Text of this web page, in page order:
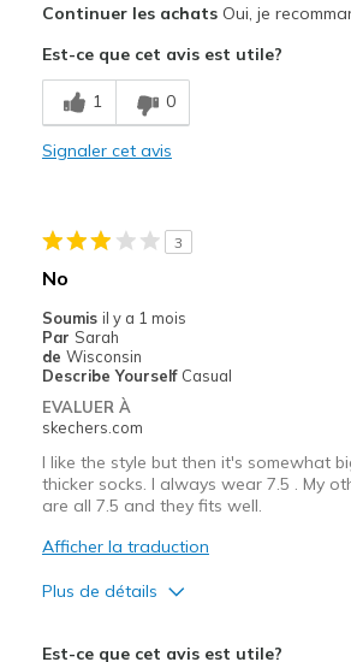
Breathe Well
Comfortable
Les meilleures utilisations
Going Out
Sizing
Feels true to size
View On Shoes
Shoes are for
Continuer les achatsOui, je
Est-ce que cet avis est utile?
1 0
Signaler cet avis
3
No
Soumis il y a 1 mois
Par Sarah
de Wisconsin
Describe Yourself Casual
EVALUER À
skechers.com
I like the style but then it's somewhat
thicker socks. I always wear 7.5 . My
are all 7.5 and they fits well.
Afficher la traduction
Plus de détails
Est-ce que cet avis est utile?